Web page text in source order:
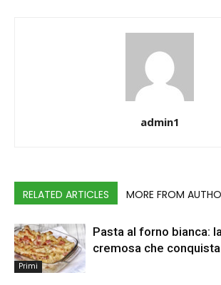
admin1
RELATED ARTICLES MORE FROM
Primi
Pasta al forno bianca:
cremosa che